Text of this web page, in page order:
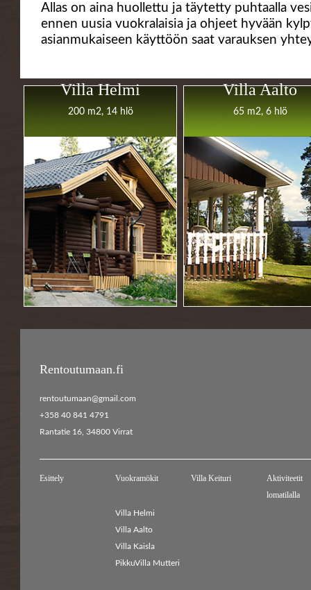
Allas on aina huollettu ja täytetty puhtaalla
ennen uusia vuokralaisia ja ohjeet hyvään
asianmukaiseen käyttöön saat varauksen
Villa Helmi
200 m2, 14 hlö
Villa Aalto
65 m2, 6 hlö
Rentoutumaan.fi
rentoutumaan@gmail.com
+358 40 841 4791
Rantatie 16, 34800 Virrat
Esittely Vuokramökit
Villa Helmi
Villa Aalto
Villa Kaisla
PikkuVilla Mutteri
Villa Keituri
Aktiviteetit
lomatilalla